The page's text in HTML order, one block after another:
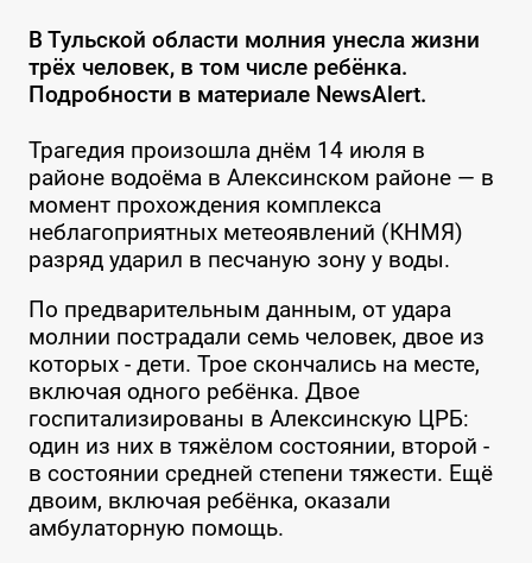
В Тульской области молния унесла жизни
трёх человек, в том числе ребёнка.
Подробности в материале NewsAlert.
Трагедия произошла днём 14 июля в
районе водоёма в Алексинском районе — в
момент прохождения комплекса
неблагоприятных метеоявлений (КНМЯ)
разряд ударил в песчаную зону у воды.
По предварительным данным, от удара
молнии пострадали семь человек, двое из
которых - дети. Трое скончались на месте,
включая одного ребёнка. Двое
госпитализированы в Алексинскую ЦРБ:
один из них в тяжёлом состоянии, второй -
в состоянии средней степени тяжести. Ещё
двоим, включая ребёнка, оказали
амбулаторную помощь.